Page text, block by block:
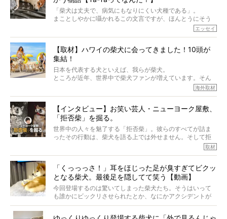
「柴犬は丈夫で、病気にもなりにくい犬種である」。
まことしやかに囁かれるこの文言ですが、ほんとうにそう
でも、いざそれぞれの個体を見ていくと、丈夫で病気にも
なりにくい、とは言えないような気もするのです。
実際に「病気にならない」などということはないし、飼い
主はそのためにやるべきことがある。
今回は、柴犬に関わる方たちすべてに読んで欲しい、ある
語でした。
※画像はすべてイメージです
※この記事は個人の感想であり、効果・効能を示すものではありません
エッセイ
【取材】ハワイの柴犬に会ってきました！10頭が
集結！
日本を代表する犬といえば、我らが柴犬。
ところが近年、世界中で柴犬ファンが増えています。そん
な中「柴犬ライフ」が目をつけたのは、南の楽園ハワイ。
そんな噂を聞きつけ、今回はハワイの柴犬たちを取材して
きました！
海外取材
【インタビュー】お笑い芸人・ニューヨーク屋敷、
「拒否柴」を掘る。
世界中の人々を魅了する「拒否柴」。彼らのすべてが詰ま
ったその行動は、柴犬を語る上では外せません。そして拒
否柴がここまで話題になるのは、“映える”ことも理由のひと
がるのでしょうか。
最近版画製作を始めた、お笑いコンビ「ニューヨーク」の
屋敷裕政さんに、拒否柴を掘っていただきました！ イン
タビューと合わせてご覧ください。
取材
「くっっっさ！」耳をほじった足が臭すぎてビクッ
となる柴犬。最後足を隠してて笑う【動画】
今回登場するのは驚いてしまった柴犬たち。そうはいって
も誰かにビックリさせられたとか、なにかアクシデントが
起きたとか、そういうことが原因ではありません。全ての